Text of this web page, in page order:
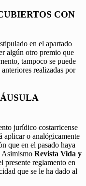
CON
en el apartado
algún otro premio que
tampoco se puede
realizadas por
jurídico costarricense
aplicar o analógicamente
que en el pasado haya
Asimismo Revista Vida y
presente reglamento en
que se le ha dado al